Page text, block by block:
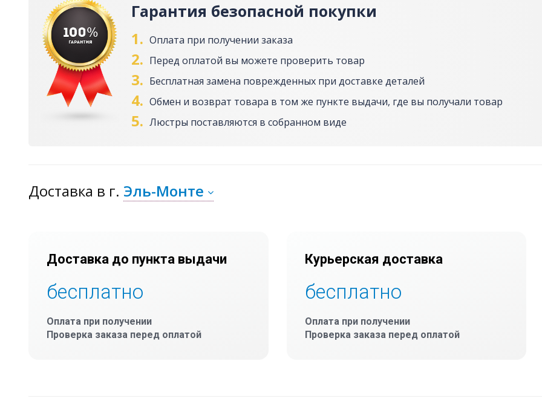
Гарантия безопасной покупки
1. Оплата при получении заказа
2. Перед оплатой вы можете проверить товар
3. Бесплатная замена поврежденных при доставке деталей
4. Обмен и возврат товара в том же пункте выдачи, где вы получали товар
5. Люстры поставляются в собранном виде
Доставка в г. Эль-Монте
Доставка до пункта выдачи
бесплатно
Оплата при получении
Проверка заказа перед оплатой
Курьерская доставка
бесплатно
Оплата при получении
Проверка заказа перед оплатой